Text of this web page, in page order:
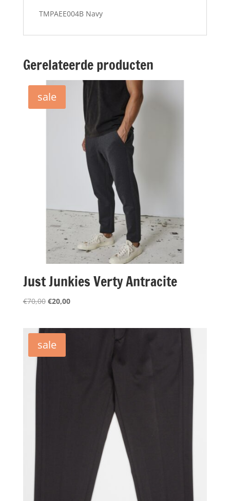
TMPAEE004B Navy
Gerelateerde producten
sale
Just Junkies Verty Antracite
€70,00 Oorspronkelijke
€70,00.
€20,00Huidige
sale